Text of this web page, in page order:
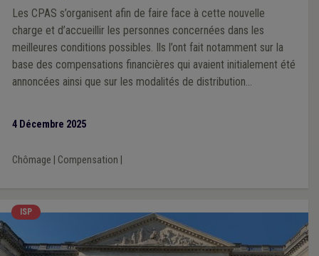
Les CPAS s’organisent afin de faire face à cette nouvelle
charge et d’accueillir les personnes concernées dans les
meilleures conditions possibles. Ils l’ont fait notamment sur la
base des compensations financières qui avaient initialement été
annoncées ainsi que sur les modalités de distribution
4 Décembre 2025
Chômage Compensation
ISP